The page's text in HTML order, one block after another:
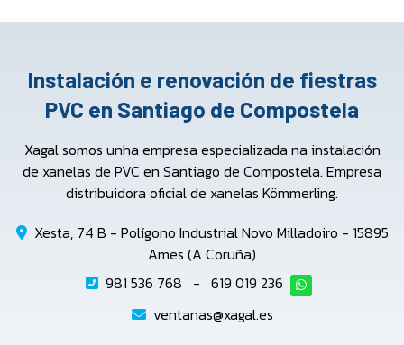
Instalación e renovación de fiestras
PVC en Santiago de Compostela
Xagal somos unha empresa especializada na instalación
de xanelas de PVC en Santiago de Compostela. Empresa
distribuidora oficial de xanelas Kömmerling.
Xesta, 74 B - Polígono Industrial Novo Milladoiro - 15895
Ames (A Coruña)
981 536 768 - 619 019 236
ventanas@xagal.es